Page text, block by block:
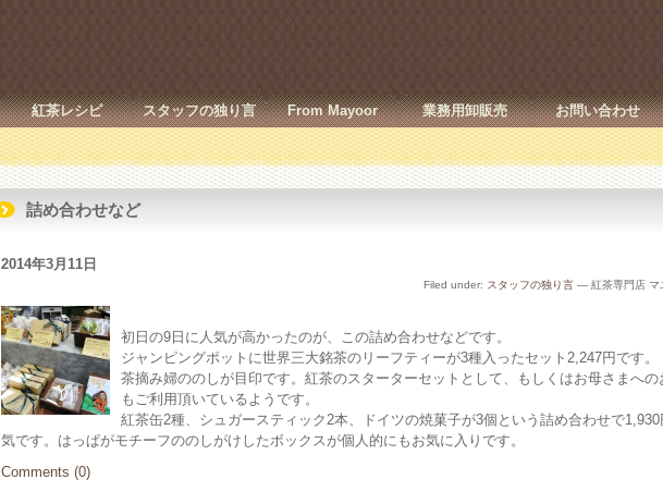
紅茶レシピ スタッフの独り言 From Mayoor 業務用卸販売 お問い合わせ
詰め合わせなど
2014年3月11日
Filed under: スタッフの独り言 — 紅茶専門店 マ
初日の9日に人気が高かったのが、この詰め合わせなどです。
ジャンピングポットに世界三大銘茶のリーフティーが3種入ったセット2,247円です。
茶摘み婦ののしが目印です。紅茶のスターターセットとして、もしくはお母さまへの
もご利用頂いているようです。
紅茶缶2種、シュガースティック2本、ドイツの焼菓子が3個という詰め合わせで1,930
気です。はっぱがモチーフののしがけしたボックスが個人的にもお気に入りです。
Comments (0)